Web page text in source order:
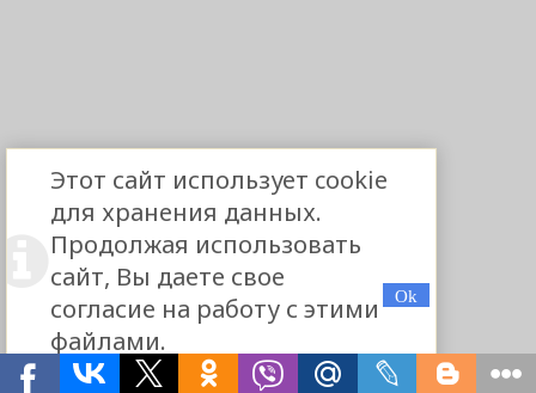
Этот сайт использует cookie
для хранения данных.
Продолжая использовать
сайт, Вы даете свое
согласие на работу с этими
файлами.